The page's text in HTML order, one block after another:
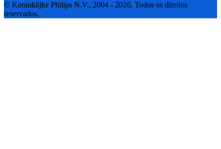
© Koninklijke Philips N.V., 2004 - 2026. Todos os direitos
reservados.